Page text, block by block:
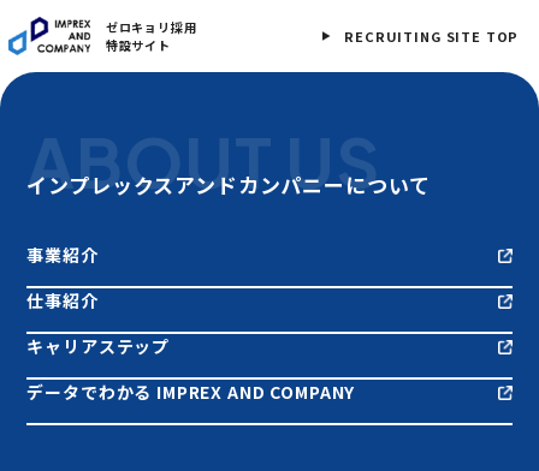
ゼロキョリ採用
特設サイト
RECRUITING SITE TOP
ABOUT US
インプレックスアンドカンパニーについて
事業紹介
仕事紹介
キャリアステップ
データでわかる IMPREX AND COMPANY